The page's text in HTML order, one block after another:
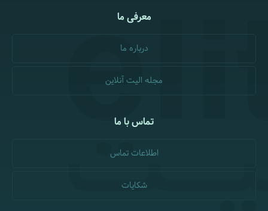
معرفی ما
درباره ما
مجله الیت آنلاین
تماس با ما
اطلاعات تماس
شکایات